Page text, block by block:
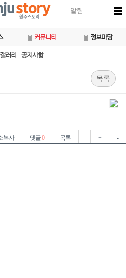
알림
커뮤니티 정보마당
러리 공지사항
목록
복사 댓글0 목록 + -